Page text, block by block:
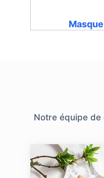
Notre équipe de